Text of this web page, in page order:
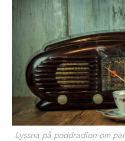
Lyssna på poddradion om